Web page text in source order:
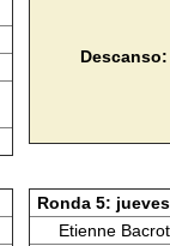
Ronda 5:
Etienne Bacrot